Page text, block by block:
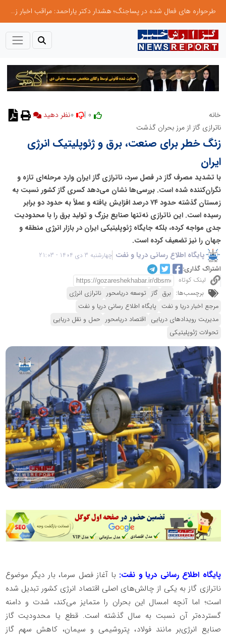
طرحواره های فعال شده در پساجنگ؛ هشدار دکتر یاراحمد: مراقب اخبار زرد و واکنش های هیجانی باشید
خانه
نظر دهید
ناترازی گاز از مرز بحران گذشت
زنگ خطر برای صنعت، برق و ژئوپلیتیک انرژی
ایران
با تشدید مصرف گاز در فصل سرد، ناترازی گاز ایران وارد مرحله‌ای تازه و
نگران‌کننده شده است. بررسی‌ها نشان می‌دهد کسری گاز کشور نسبت به
زمستان گذشته حدود ۷۴ درصد افزایش یافته و عملاً به حدود دو برابر
رسیده است. این ناترازی نه‌تنها صنایع بزرگ و تولید برق را با محدودیت
جدی مواجه کرده، بلکه جایگاه ژئوپلیتیکی ایران در بازار انرژی منطقه و
جهان را نیز تضعیف کرده است.
پایگاه اطلاع رسانی دریا و نفت چهارشنبه 3 دی 1404 - 21:03
اشتراک گذاری:
لینک کوتاه
برچسب‌ها: برق گاز توسعه دریامحور ناترازی انرژی
مرجع اخبار دریا و نفت پایگاه اطلاع رسانی دریا و نفت
مدیریت رویدادهای دریایی اقتصاد دریامحور حمل و نقل دریایی
تحولات ژئوپلیتیکی
پایگاه اطلاع رسانی دریا و نفت: با آغاز فصل سرما، بار دیگر موضوع
ناترازی گاز به یکی از چالش‌های اصلی اقتصاد انرژی کشور تبدیل شده
است؛ اما آنچه امسال این بحران را متمایز می‌کند، شدت و دامنه
گسترده‌تر آن نسبت به سال گذشته است. قطع یا محدودیت گاز
صنایع انرژی‌بر مانند فولاد، پتروشیمی و سیمان، کاهش سهم گاز